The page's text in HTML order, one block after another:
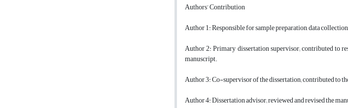
Authors’ Contribution
Author 1: Responsible for sample preparation, data
Author 2: Primary dissertation supervisor; contributed to
manuscript.
Author 3: Co-supervisor of the dissertation; contributed to
Author 4: Dissertation advisor; reviewed and revised the